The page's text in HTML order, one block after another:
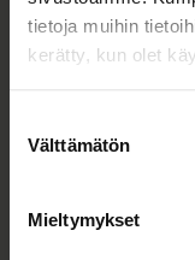
tietoja muihin
kerätty, kun olet
valinta
Välttämätön
Mieltymykset